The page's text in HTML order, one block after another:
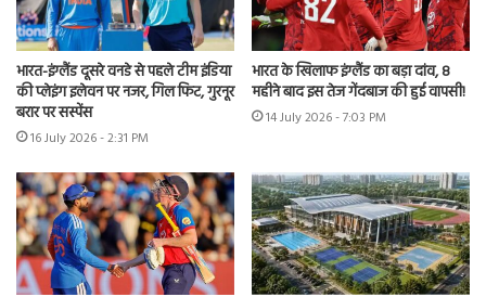
भारत-इंग्लैंड दूसरे वनडे से पहले टीम इंडिया
की प्लेइंग इलेवन पर नजर, गिल फिट, गुरनूर
बरार पर सस्पेंस
16 July 2026 - 2:31 PM
भारत के खिलाफ इंग्लैंड का बड़ा दांव, 8
महीने बाद इस तेज गेंदबाज की हुई वापसी!
14 July 2026 - 7:03 PM